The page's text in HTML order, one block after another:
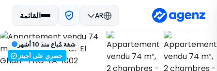
AR القائمة
الرجوع العقارات في المغرب مباع طنجة - أصيلا
شقة بير الغازي TNG-LA-1002 تسجيل
شقة مُباع منذ 10 أشهر
حصري على أجينز